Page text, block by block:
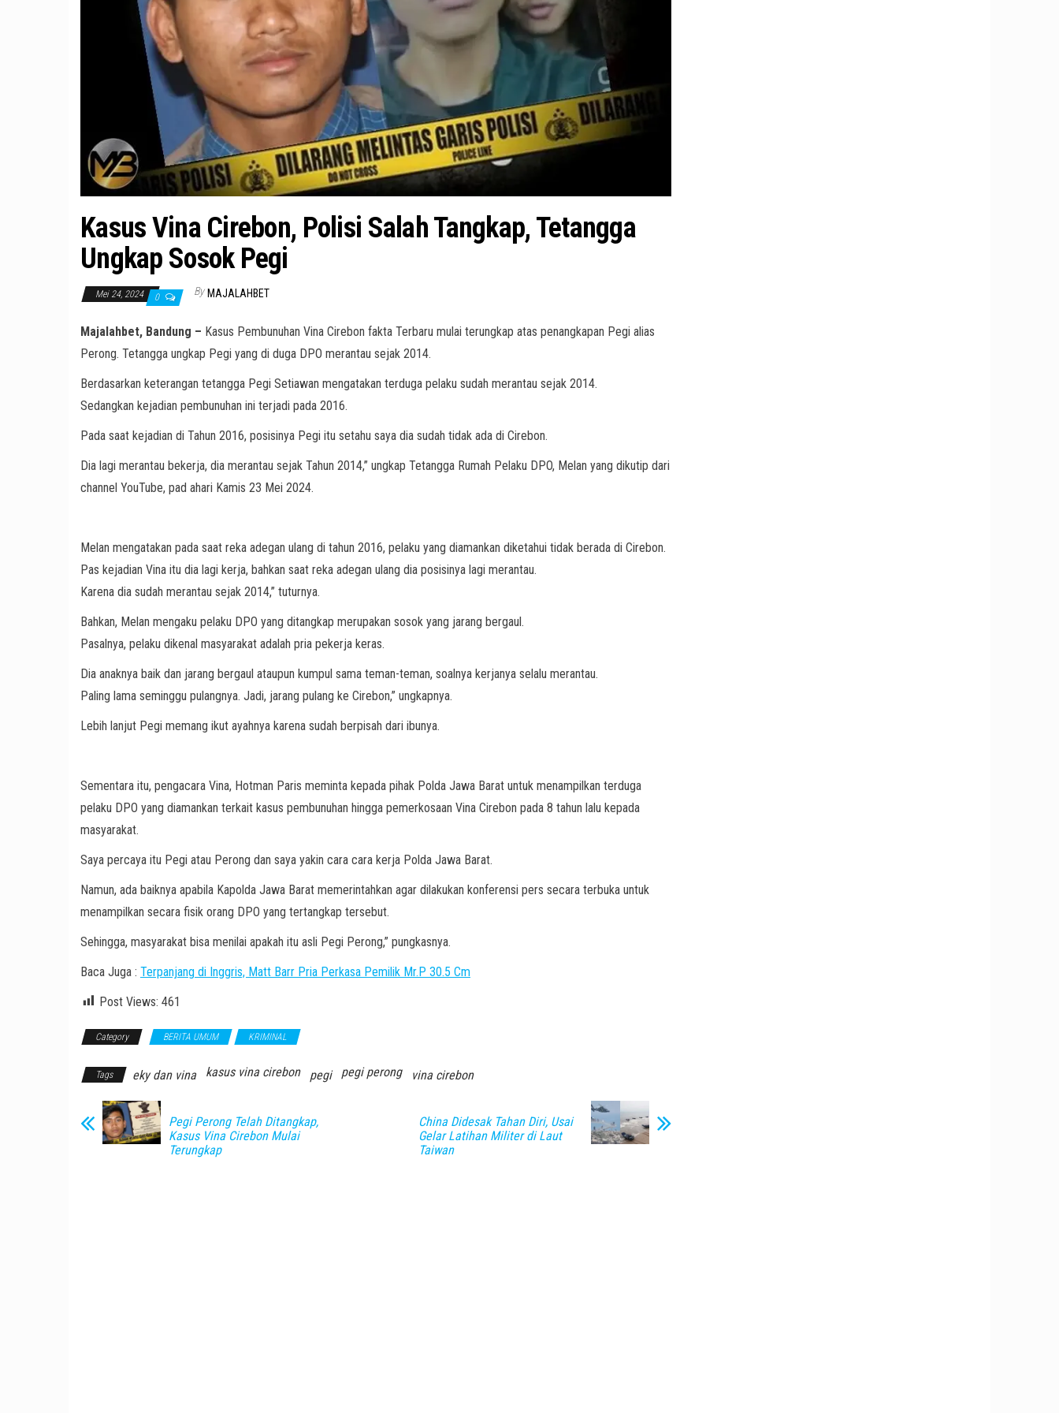
Kasus Vina Cirebon, Polisi Salah Tangkap, Tetangga
Ungkap Sosok Pegi
Mei 24, 2024 0 By MAJALAHBET
Majalahbet, Bandung – Kasus Pembunuhan Vina Cirebon fakta Terbaru mulai terungkap atas penangkapan Pegi alias
Perong. Tetangga ungkap Pegi yang di duga DPO merantau sejak 2014.
Berdasarkan keterangan tetangga Pegi Setiawan mengatakan terduga pelaku sudah merantau sejak 2014.
Sedangkan kejadian pembunuhan ini terjadi pada 2016.
Pada saat kejadian di Tahun 2016, posisinya Pegi itu setahu saya dia sudah tidak ada di Cirebon.
Dia lagi merantau bekerja, dia merantau sejak Tahun 2014,” ungkap Tetangga Rumah Pelaku DPO, Melan yang dikutip dari
channel YouTube, pad ahari Kamis 23 Mei 2024.
Melan mengatakan pada saat reka adegan ulang di tahun 2016, pelaku yang diamankan diketahui tidak berada di Cirebon.
Pas kejadian Vina itu dia lagi kerja, bahkan saat reka adegan ulang dia posisinya lagi merantau.
Karena dia sudah merantau sejak 2014,” tuturnya.
Bahkan, Melan mengaku pelaku DPO yang ditangkap merupakan sosok yang jarang bergaul.
Pasalnya, pelaku dikenal masyarakat adalah pria pekerja keras.
Dia anaknya baik dan jarang bergaul ataupun kumpul sama teman-teman, soalnya kerjanya selalu merantau.
Paling lama seminggu pulangnya. Jadi, jarang pulang ke Cirebon,” ungkapnya.
Lebih lanjut Pegi memang ikut ayahnya karena sudah berpisah dari ibunya.
Sementara itu, pengacara Vina, Hotman Paris meminta kepada pihak Polda Jawa Barat untuk menampilkan terduga
pelaku DPO yang diamankan terkait kasus pembunuhan hingga pemerkosaan Vina Cirebon pada 8 tahun lalu kepada
masyarakat.
Saya percaya itu Pegi atau Perong dan saya yakin cara cara kerja Polda Jawa Barat.
Namun, ada baiknya apabila Kapolda Jawa Barat memerintahkan agar dilakukan konferensi pers secara terbuka untuk
menampilkan secara fisik orang DPO yang tertangkap tersebut.
Sehingga, masyarakat bisa menilai apakah itu asli Pegi Perong,” pungkasnya.
Baca Juga : Terpanjang di Inggris, Matt Barr Pria Perkasa Pemilik Mr.P 30.5 Cm
Post Views: 461
Category BERITA UMUM KRIMINAL
Tags eky dan vina kasus vina cirebon pegi pegi perong vina cirebon
Pegi Perong Telah Ditangkap,
Kasus Vina Cirebon Mulai
Terungkap
China Didesak Tahan Diri, Usai
Gelar Latihan Militer di Laut
Taiwan